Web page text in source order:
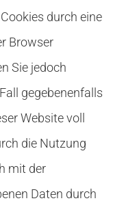
durch eine
Browser
Sie jedoch
gegebenenfalls
Website voll
die Nutzung
mit der
Daten durch